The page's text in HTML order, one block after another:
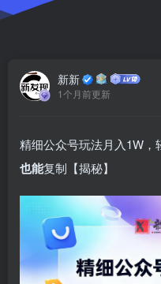
新新
1个月前更新
精细公众号玩法月入1W，
也能复制【揭秘】